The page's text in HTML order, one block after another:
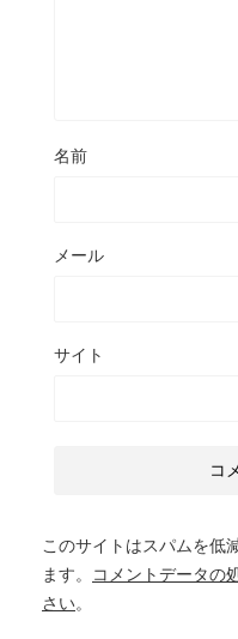
名前
メール
サイト
このサイトはスパムを低
ます。
コメントデータの
さい。